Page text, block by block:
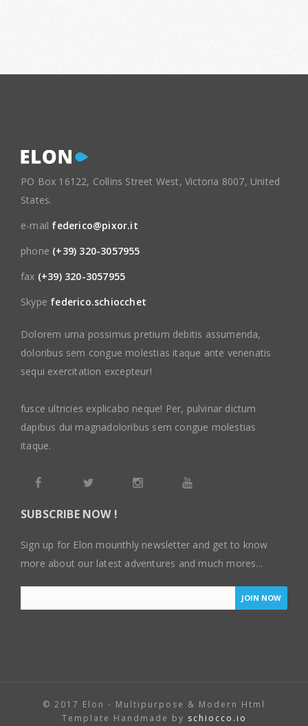
PO Box 16122, Collins Street West, Victoria 8007, United
States.
e-mail federico@pixor.it
phone (+39) 320-3057955
fax (+39) 320-3057955
Skype federico.schiocchet
Dolorem urna possimus pretium debitis assumenda,
doloribus sem congue molestias itaque ante venenatis
sequi exercitation excepteur!
fusce ultricies explicabo neque! Per, pulvinar dictum
dapibus dui magnadoloribus sem congue molestias
itaque.
SUBSCRIBE NOW !
Sign up for Elon mounthly newsletter and get to know
more about our latest adventures and much mores...
JOIN NOW
© 2017 Elon - Multipurpose & Modern Html
Template Handmade by schiocco.io